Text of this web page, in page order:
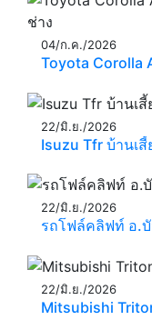
04/ก.ค./2026
Toyota
22/มิ.ย./2026
Isuzu Tfr บ้านเ
22/มิ.ย./2026
รถโฟล์คลิฟท์ อ.
22/มิ.ย./2026
Mitsubishi